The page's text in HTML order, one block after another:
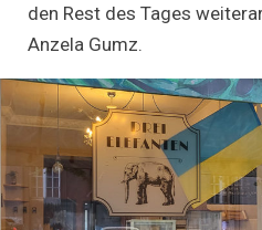
den Rest des Tages
Anzela Gumz.